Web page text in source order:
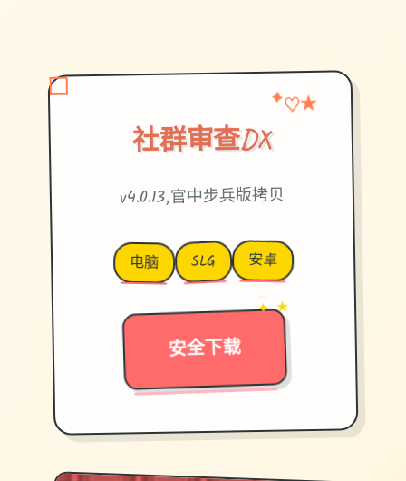
社群审查DX
✦ ♡
★
v4.0.13,官中步兵版拷贝
电脑 SLG 安卓
安全下载
→
✦ ★